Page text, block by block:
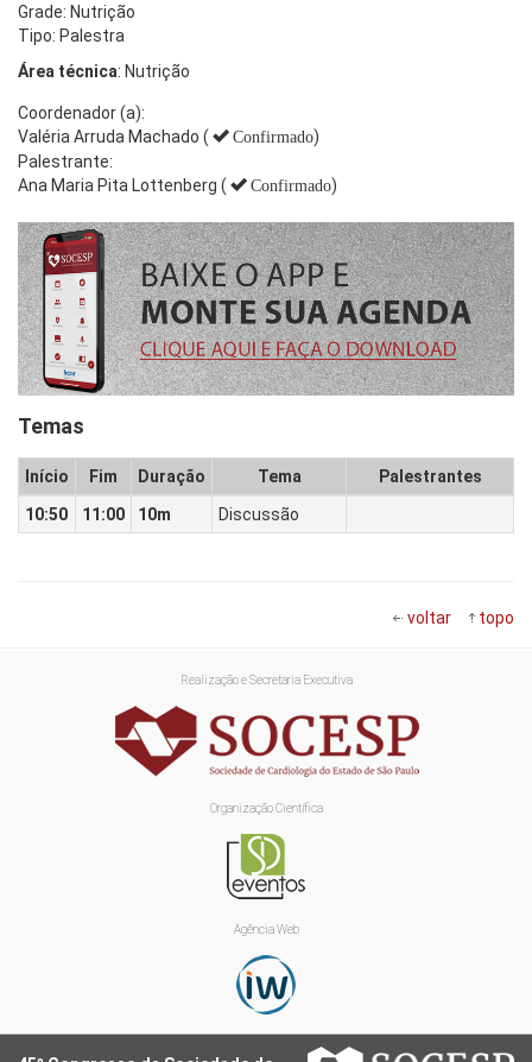
Grade: Nutrição
Tipo: Palestra
Área técnica: Nutrição
Coordenador (a):
Valéria Arruda Machado (
Confirmado)
Palestrante:
Ana Maria Pita Lottenberg (
Confirmado)
Temas
Início Fim Duração Tema
Palestrantes
10:50
11:00 10m Discussão
voltar topo
Realização e Secretaria Executiva
Organização Científica
Agência Web